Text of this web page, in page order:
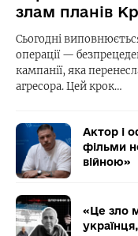
злам планів
Сьогодні
операції —
кампанії, яка
агресора. Цей крок…
Актор і
фільми
війною»
«Це зло